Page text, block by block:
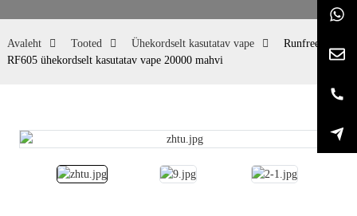
Avaleht Tooted Ühekordselt kasutatav vape
Runfree
RF605 ühekordselt kasutatav vape 20000 mahvi